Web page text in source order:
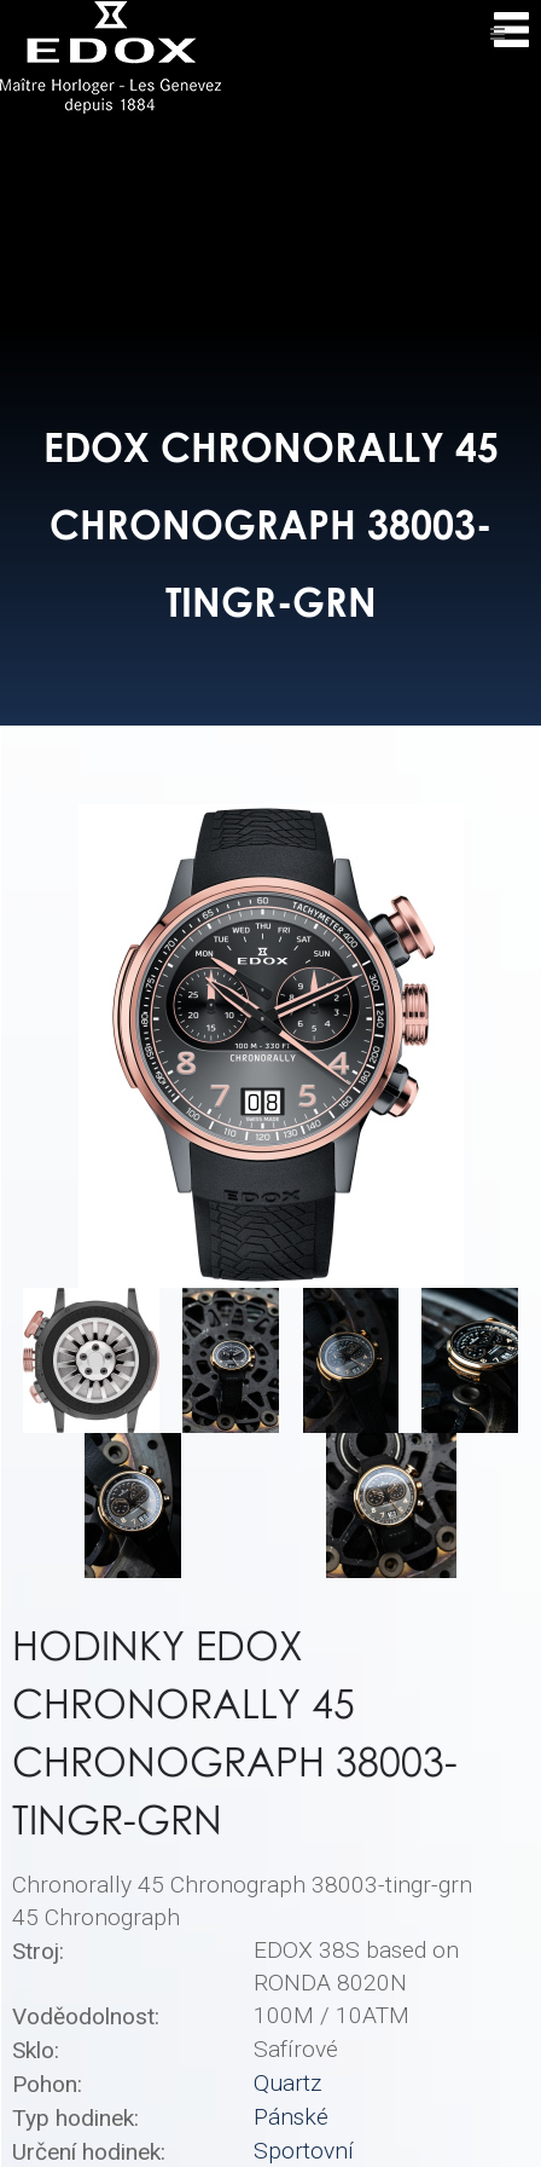
EDOX CHRONORALLY 45
CHRONOGRAPH 38003-
TINGR-GRN
HODINKY EDOX
CHRONORALLY 45
CHRONOGRAPH 38003-
TINGR-GRN
Chronorally 45 Chronograph 38003-tingr-grn
45 Chronograph
Stroj:
EDOX 38S based on
RONDA 8020N
Voděodolnost:
100M / 10ATM
Sklo:
Safírové
Pohon:
Quartz
Typ hodinek:
Pánské
Určení hodinek:
Sportovní